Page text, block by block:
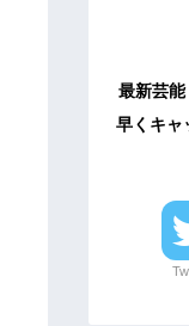
最新芸
早くキャ